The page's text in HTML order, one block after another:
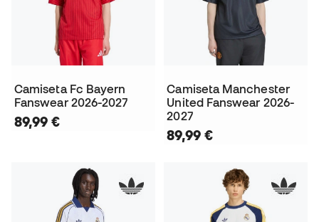
Camiseta Fc Bayern
Fanswear 2026-2027
89,99 €
Camiseta Manchester
United Fanswear 2026-
2027
89,99 €